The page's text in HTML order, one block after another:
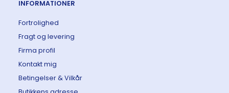
INFORMATIONER
Fortrolighed
Fragt og levering
Firma profil
Kontakt mig
Betingelser & Vilkår